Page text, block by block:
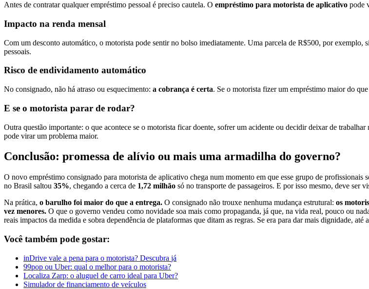
Antes de contratar qualquer empréstimo pessoal é preciso cautela. O empréstimo para motorista de aplicativo pode
Impacto na renda mensal
Com um desconto automático, o motorista pode sentir no bolso imediatamente. Uma parcela de R$500, por
pessoais.
Risco de endividamento automático
No consignado, não há atraso ou esquecimento: a cobrança é certa. Se o motorista fizer um empréstimo maior do
E se o motorista parar de rodar?
Outra questão importante: o que acontece se o motorista ficar doente, sofrer um acidente ou decidir deixar de trabalhar
pode virar um problema maior.
Conclusão: promessa de alívio ou mais uma armadilha do governo?
O novo empréstimo consignado para motorista de aplicativo chega num momento em que esse grupo de
no Brasil saltou 35%, chegando a cerca de 1,72 milhão só no transporte de passageiros. E por isso mesmo, deve ser
Na prática, o barulho foi maior do que a entrega. O consignado não trouxe nenhuma mudança estrutural: os
vez menores. O que o governo vendeu como novidade soa mais como propaganda, já que, na vida real, pouco ou
reais impactos da medida e sobra dependência de plataformas que ditam as regras. Se era para dar mais dignidade,
Você também pode gostar:
inDrive vale a pena para o motorista? Descubra já
99pop ou Uber: qual o melhor para o motorista?
Localiza Zarp: o aluguel de carro ideal para Uber?
Simulador de financiamento de veículos